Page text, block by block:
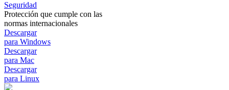
Seguridad
Protección que cumple con las
normas internacionales
Descargar
para Windows
Descargar
para Mac
Descargar
para Linux